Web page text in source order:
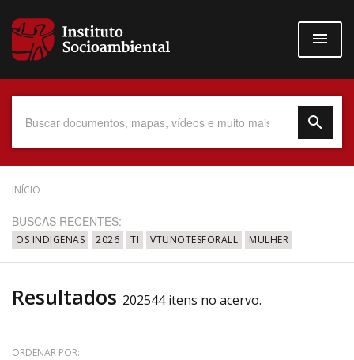
para
conteúdo
Data do Documento
Até
Povo Indígena
INÍCIO
BUSCAS RECENTES:
OS INDIGENAS 2026 TI VTUNOTESFORALL MULHER
Resultados 202544 itens no acervo.
ORDENAR POR: